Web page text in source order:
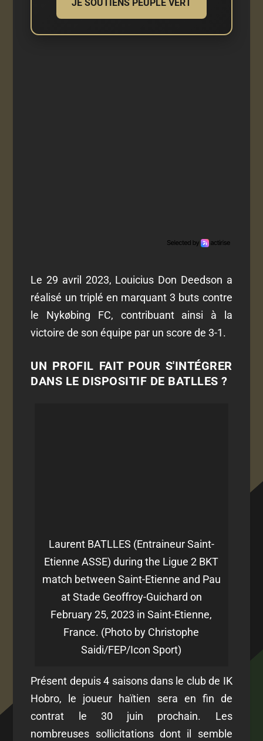
JE SOUTIENS PEUPLE VERT
Le 29 avril 2023, Louicius Don Deedson a
réalisé un triplé en marquant 3 buts contre
le Nykøbing FC, contribuant ainsi à la
victoire de son équipe par un score de 3-1.
UN PROFIL FAIT POUR S'INTÉGRER
DANS LE DISPOSITIF DE BATLLES ?
Laurent BATLLES (Entraineur Saint-
Etienne ASSE) during the Ligue 2 BKT
match between Saint-Etienne and Pau
at Stade Geoffroy-Guichard on
February 25, 2023 in Saint-Etienne,
France. (Photo by Christophe
Saidi/FEP/Icon Sport)
Présent depuis 4 saisons dans le club de IK
Hobro, le joueur haïtien sera en fin de
contrat le 30 juin prochain. Les
nombreuses sollicitations dont il semble